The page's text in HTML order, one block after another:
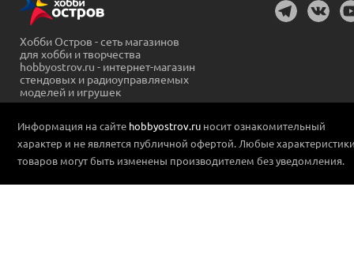
Хобби Остров - сеть магазинов
для хобби и творчества
hobbyostrov.ru - интернет-магазин
стендовых и радиоуправляемых
моделей и игрушек
Информация на сайте hobbyostrov.ru носит ознакомительный
характер и не является публичной офертой. Любые
товаров могут быть изменены производителем без уведомления.